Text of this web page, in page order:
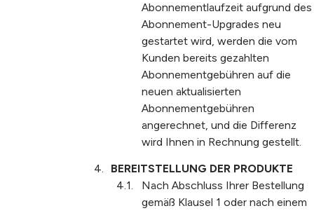
Abonnementlaufzeit aufgrund des
Abonnement-Upgrades neu
gestartet wird, werden die vom
Kunden bereits gezahlten
Abonnementgebühren auf die
neuen aktualisierten
Abonnementgebühren
angerechnet, und die Differenz
wird Ihnen in Rechnung gestellt.
BEREITSTELLUNG DER PRODUKTE
Nach Abschluss Ihrer Bestellung
gemäß Klausel 1 oder nach einem